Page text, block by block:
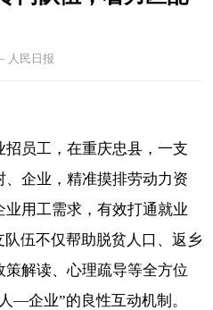
人民日报
员工，在重庆忠县，一支
企业，精准摸排劳动力资
用工需求，有效打通就业
队伍不仅帮助脱贫人口、返乡
策解读、心理疏导等全方位
—企业”的良性互动机制。